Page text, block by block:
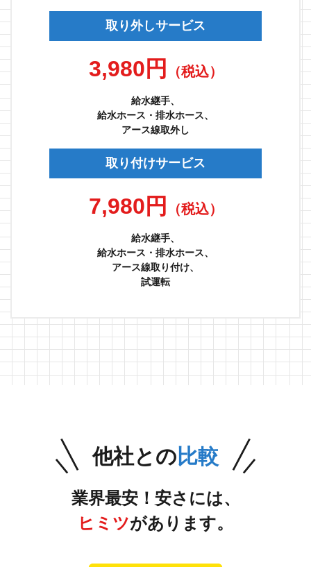
取り外しサービス
3,980円 （税込）
給水継手、
給水ホース・排水ホース、
アース線取外し
取り付けサービス
7,980円 （税込）
給水継手、
給水ホース・排水ホース、
アース線取り付け、
試運転
他社との 比較
業界最安！安さには、
ヒミツがあります。